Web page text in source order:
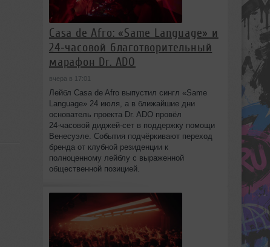
Casa de Afro: «Same Language» и
24‑часовой благотворительный
марафон Dr. ADO
вчера в 17:01
Лейбл Casa de Afro выпустил сингл «Same
Language» 24 июля, а в ближайшие дни
основатель проекта Dr. ADO провёл
24‑часовой диджей‑сет в поддержку помощи
Венесуэле. События подчёркивают переход
бренда от клубной резиденции к
полноценному лейблу с выраженной
общественной позицией.